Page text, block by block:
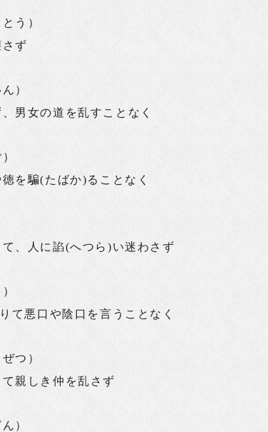
う）
ず
）
男女の道を乱すことなく
を騙(たばか)ることなく
、人に諂(へつら)い迷わさず
て悪口や陰口を言うことなく
つ）
親しき仲を乱さず
）